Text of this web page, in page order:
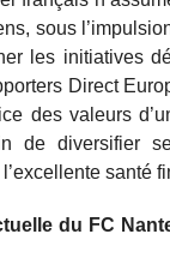
sous
les initiatives
Direct
des valeurs
de diversifier
santé
du FC